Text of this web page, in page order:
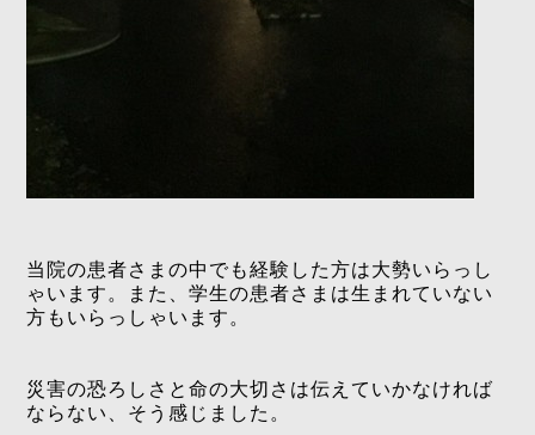
当院の患者さまの中でも経験した方は大勢いらっし
ゃいます。また、学生の患者さまは生まれていない
方もいらっしゃいます。
災害の恐ろしさと命の大切さは伝えていかなければ
ならない、そう感じました。